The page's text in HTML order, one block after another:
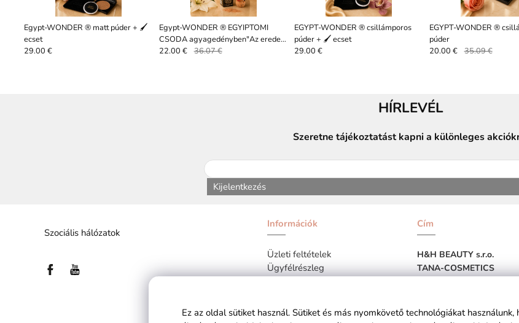
Egypt-WONDER ® matt púder + 🖌️
ecset
29.00 €
Egypt-WONDER ® EGYIPTOMI
CSODA agyagedényben"Az eredeti"
- csillámporos púder
22.00 € 36.07 €
EGYPT-WONDER ® csillámporos
púder + 🖌️ ecset
29.00 €
EGYPT-WONDER ®
púder
20.00 € 35.09 €
HÍRLEVÉL
Szeretne tájékoztatást kapni a különleges
Kijelentkezés
Szociális hálózatok
Információk
Üzleti feltételek
Ügyfélrészleg
Cím
H&H BEAUTY s.r.o.
TANA-COSMETICS
Ez az oldal sütiket használ. Sütiket és más nyomkövető technológiákat